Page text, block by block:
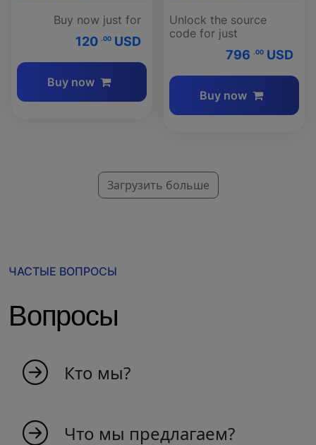
Buy now just for
120 .00 USD
Buy now
Unlock the source
code for just
796 .00 USD
Buy now
Загрузить больше
ЧАСТЫЕ ВОПРОСЫ
Вопросы
Кто мы?
команда, создающая индикаторы для
Что мы предлагаем?